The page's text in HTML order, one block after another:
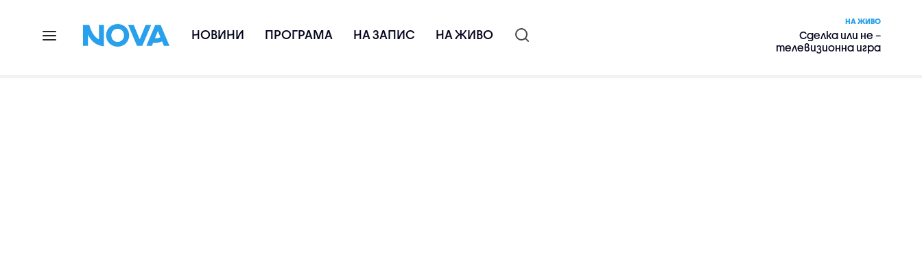
НОВИНИ ПРОГРАМА НА ЗАПИС НА ЖИВО
НА ЖИВО
Сделка или не –
телевизионна игра